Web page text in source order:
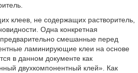
клеев, не содержащих растворитель,
Одна конкретная
предварительно смешанные перед
ламинирующие клеи на основе
в данном документе как
двухкомпонентный клей». Как